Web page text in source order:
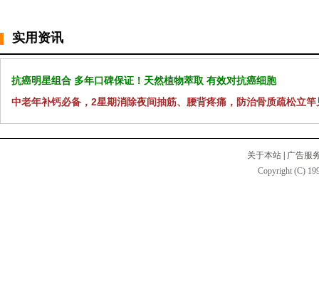
实用资讯
抗癌明星组合 多年口碑保证！天然植物萃取 有效对抗癌细胞
中老年补钙必备，2星期消除夜间抽筋、腰背疼痛，防治骨质疏松立竿
关于本站 | 广告服
Copyright (C)